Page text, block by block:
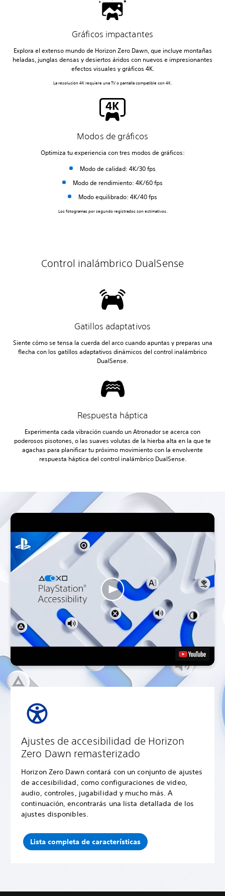
Gráficos impactantes
Explora el extenso mundo de Horizon Zero Dawn, que incluye montañas
heladas, junglas densas y desiertos áridos con nuevos e impresionantes
efectos visuales y gráficos 4K.
La resolución 4K requiere una TV o pantalla compatible con 4K.
Modos de gráficos
Optimiza tu experiencia con tres modos de gráficos:
Modo de calidad: 4K/30 fps
Modo de rendimiento: 4K/60 fps
Modo equilibrado: 4K/40 fps
Los fotogramas por segundo registrados son estimativos.
Control inalámbrico DualSense
Gatillos adaptativos
Siente cómo se tensa la cuerda del arco cuando apuntas y preparas una
flecha con los gatillos adaptativos dinámicos del control inalámbrico
DualSense.
Respuesta háptica
Experimenta cada vibración cuando un Atronador se acerca con
poderosos pisotones, o las suaves volutas de la hierba alta en la que te
agachas para planificar tu próximo movimiento con la envolvente
respuesta háptica del control inalámbrico DualSense.
Ajustes de accesibilidad de Horizon
Zero Dawn remasterizado
Horizon Zero Dawn contará con un conjunto de ajustes
de accesibilidad, como configuraciones de video,
audio, controles, jugabilidad y mucho más. A
continuación, encontrarás una lista detallada de los
ajustes disponibles.
Lista completa de características